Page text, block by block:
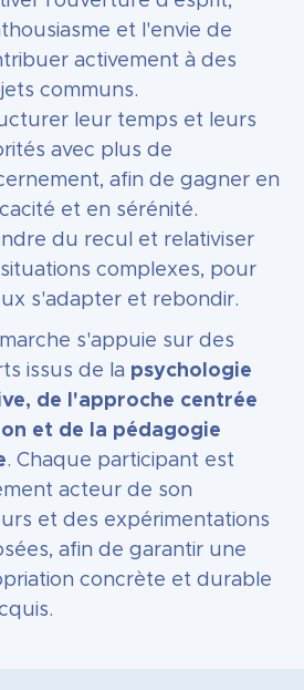
et l'envie de
activement à des
communs.
leur temps et leurs
avec plus de
afin de gagner en
et en sérénité.
du recul et relativiser
situations complexes, pour
s'adapter et rebondir.
s'appuie sur des
issus de la psychologie
de l'approche centrée
et de la pédagogie
. Chaque participant est
acteur de son
et des expérimentations
afin de garantir une
concrète et durable